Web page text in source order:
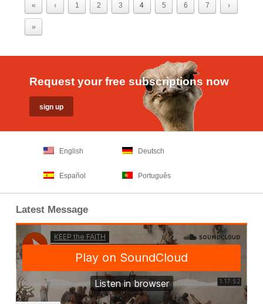
« ‹ 1 2 3 4 5 6 7 ›
»
Request your free subscriptions now
English Deutsch
Español Português
Latest Message